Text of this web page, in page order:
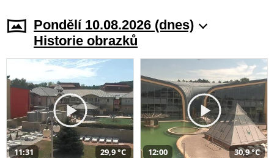
Pondělí 10.08.2026 (dnes)
Historie obrazků
11:31 29,9 °C 12:00 30,9 °C